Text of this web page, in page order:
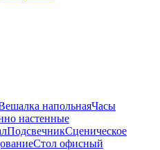
напольнаяЧасы
настенные
ПодсвечникСценическое
Стол офисный